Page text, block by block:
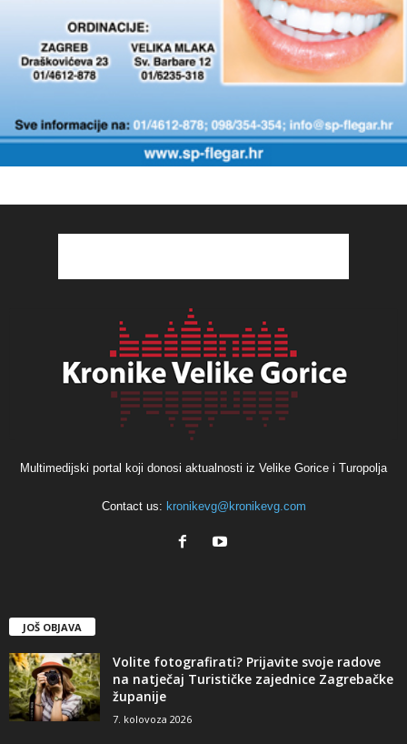
Multimedijski portal koji donosi aktualnosti iz Velike Gorice i Turopolja
Contact us: kronikevg@kronikevg.com
JOŠ OBJAVA
Volite fotografirati? Prijavite svoje radove
na natječaj Turističke zajednice Zagrebačke
županije
7. kolovoza 2026